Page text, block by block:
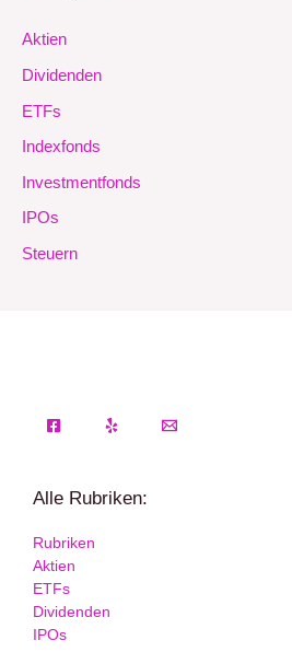
Aktien
Dividenden
ETFs
Indexfonds
Investmentfonds
IPOs
Steuern
Alle Rubriken:
Rubriken
Aktien
ETFs
Dividenden
IPOs